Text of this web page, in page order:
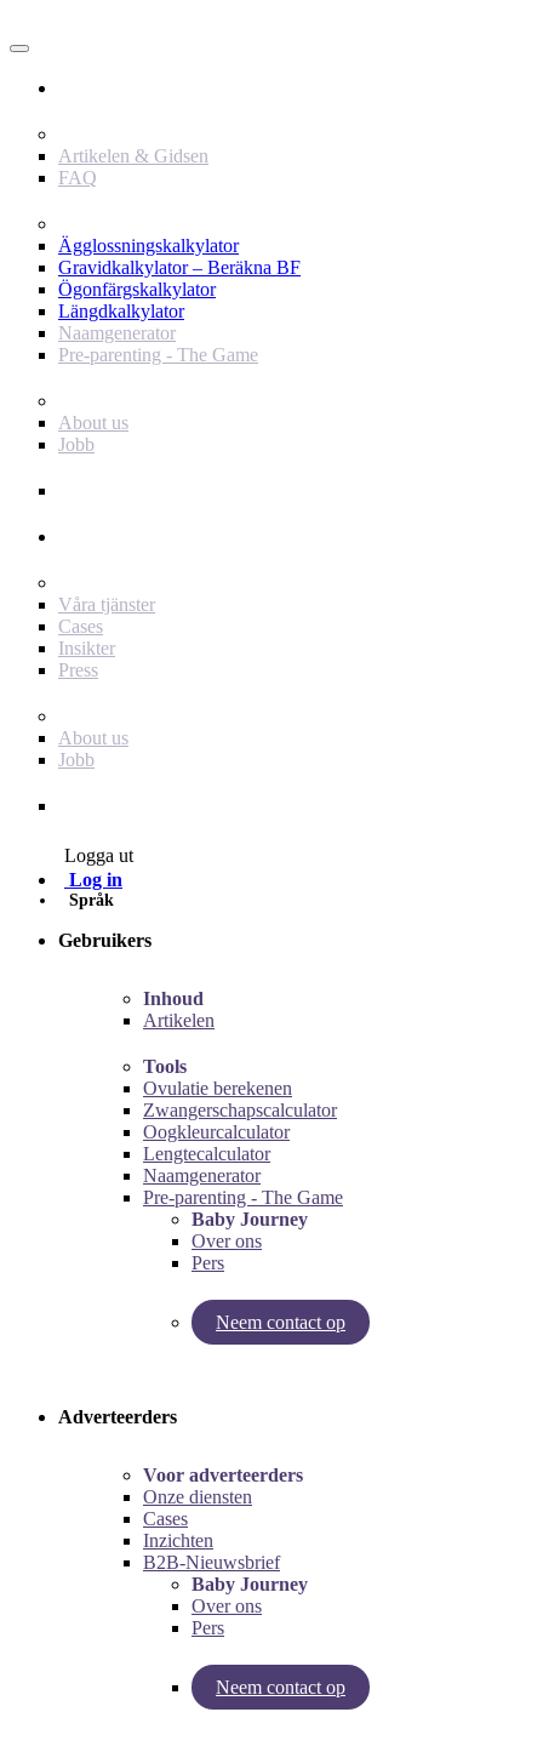
Artikelen & Gidsen
FAQ
Ägglossningskalkylator
Gravidkalkylator – Beräkna BF
Ögonfärgskalkylator
Längdkalkylator
Naamgenerator
Pre-parenting - The Game
About us
Jobb
Våra tjänster
Cases
Insikter
Press
About us
Jobb
Logga ut
Log in
Språk
Gebruikers
Inhoud
Artikelen
Tools
Ovulatie berekenen
Zwangerschapscalculator
Oogkleurcalculator
Lengtecalculator
Naamgenerator
Pre-parenting - The Game
Baby Journey
Over ons
Pers
Neem contact op
Try our pregnancy calculator!
Adverteerders
Voor adverteerders
Onze diensten
Cases
Inzichten
B2B-Nieuwsbrief
Baby Journey
Over ons
Pers
Neem contact op
Inzichten van Baby Journey